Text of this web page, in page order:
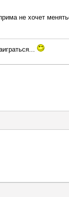
не хочет